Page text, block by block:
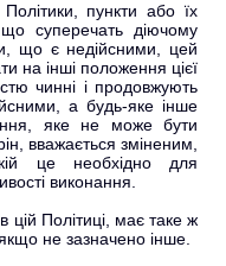
пункти або їх
суперечать діючому
що є недійсними, цей
на інші положення цієї
чинні і продовжують
а будь-яке інше
яке не може бути
вважається зміненим,
це необхідно для
виконання.
цій Політиці, має таке ж
не зазначено інше.